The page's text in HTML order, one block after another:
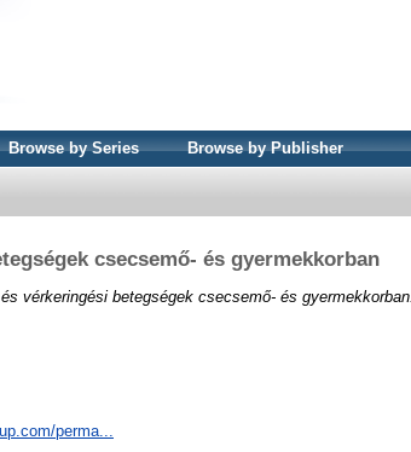
Browse by Series Browse by Publisher
csecsemő- és gyermekkorban
vérkeringési betegségek csecsemő- és gyermekkorban.
perma...